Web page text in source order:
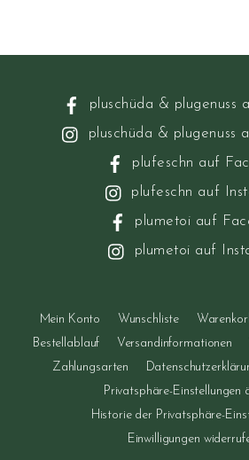
pluschüda & plugenuss
pluschüda & plugenuss
plufeschn auf
plufeschn auf
plumetoi auf
plumetoi auf
Mein Konto Wunschliste
Bestellablauf
Versandinformationen
Zahlungsarten
Privatsphäre-Einstellungen
Historie der Privatsphäre-
Einwilligungen